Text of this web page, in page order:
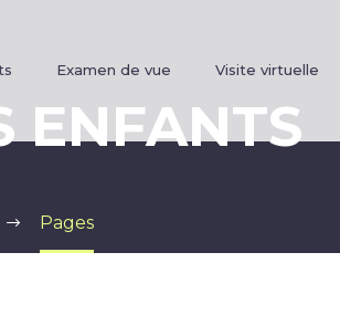
Examen de vue Visite virtuelle
ENFANTS
Pages